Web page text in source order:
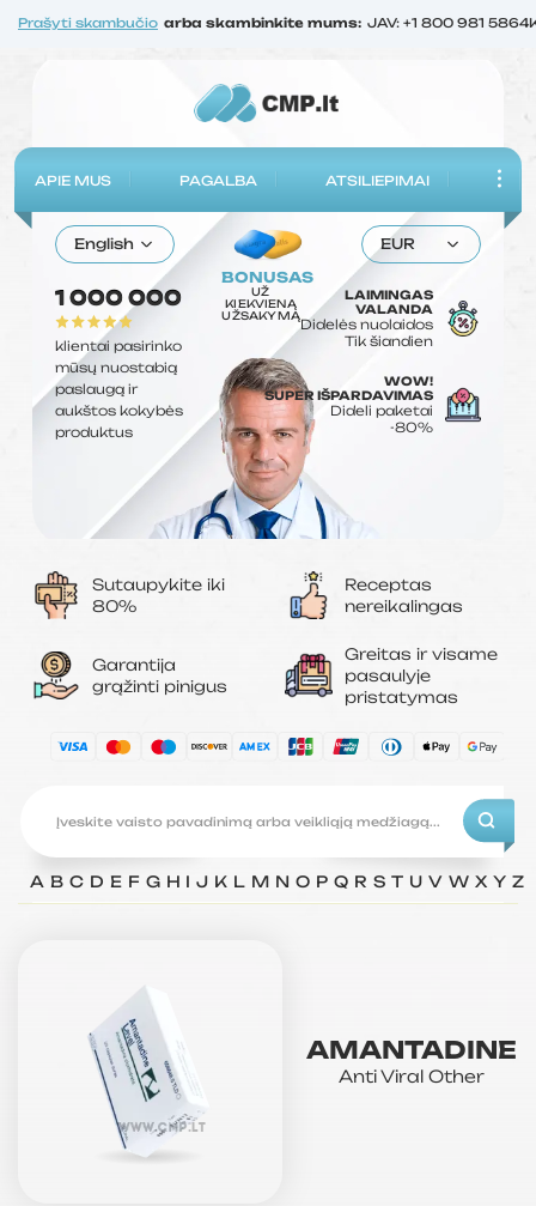
Prašyti skambučio arba skambinkite mums: JAV: +1 800 981 5864
APIE MUS PAGALBA ATSILIEPIMAI
BONUSAS
UŽ
KIEKVIENĄ
UŽSAKYMĄ
English EUR
1 000 000
klientai pasirinko
mūsų nuostabią
paslaugą ir
aukštos kokybės
produktus
LAIMINGAS
VALANDA
Didelės nuolaidos
Tik šiandien
WOW!
SUPER IŠPARDAVIMAS
Dideli paketai
-80%
Sutaupykite iki
80%
Receptas
nereikalingas
Garantija
grąžinti pinigus
Greitas ir visame
pasaulyje
pristatymas
A B C D E F G H I J K L M N O P Q R S T U V W X Y Z
AMANTADINE
Anti Viral Other